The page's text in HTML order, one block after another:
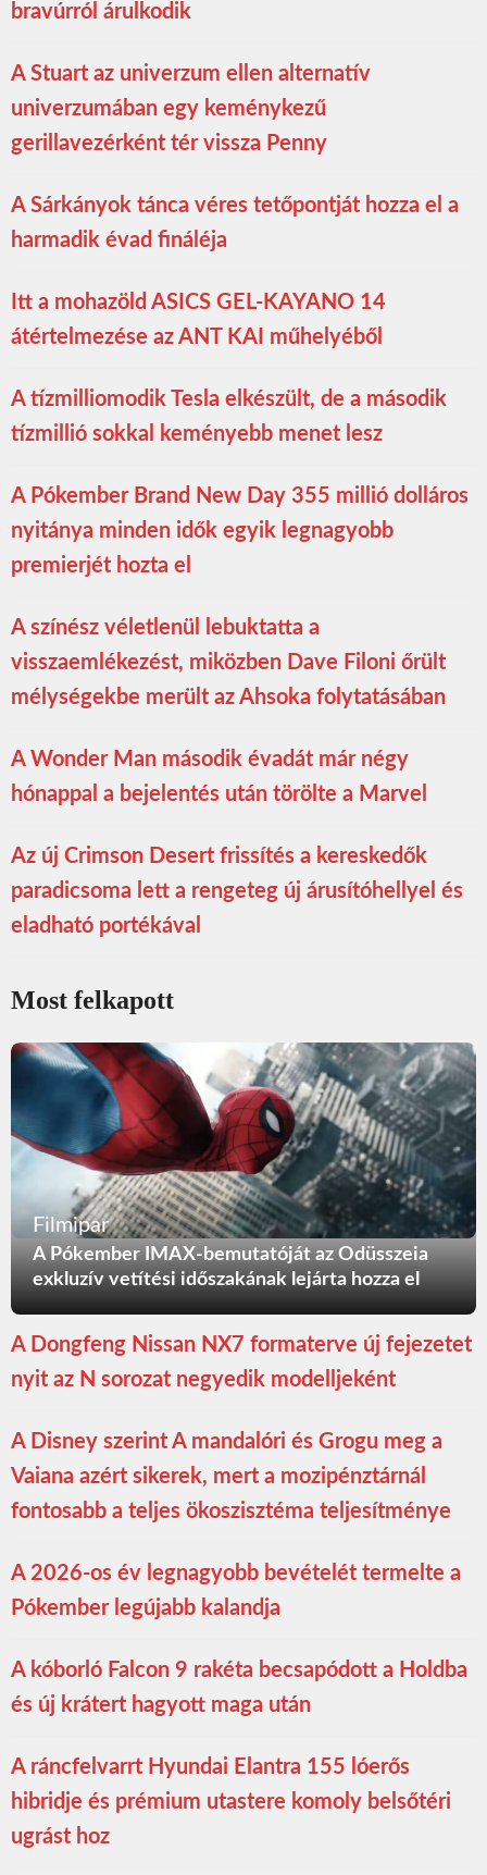
bravúrról árulkodik
A Stuart az univerzum ellen alternatív
univerzumában egy keménykezű
gerillavezérként tér vissza Penny
A Sárkányok tánca véres tetőpontját hozza el a
harmadik évad fináléja
Itt a mohazöld ASICS GEL-KAYANO 14
átértelmezése az ANT KAI műhelyéből
A tízmilliomodik Tesla elkészült, de a második
tízmillió sokkal keményebb menet lesz
A Pókember Brand New Day 355 millió dolláros
nyitánya minden idők egyik legnagyobb
premierjét hozta el
A színész véletlenül lebuktatta a
visszaemlékezést, miközben Dave Filoni őrült
mélységekbe merült az Ahsoka folytatásában
A Wonder Man második évadát már négy
hónappal a bejelentés után törölte a Marvel
Az új Crimson Desert frissítés a kereskedők
paradicsoma lett a rengeteg új árusítóhellyel és
eladható portékával
Most felkapott
Filmipar
A Pókember IMAX-bemutatóját az Odüsszeia
exkluzív vetítési időszakának lejárta hozza el
A Dongfeng Nissan NX7 formaterve új fejezetet
nyit az N sorozat negyedik modelljeként
A Disney szerint A mandalóri és Grogu meg a
Vaiana azért sikerek, mert a mozipénztárnál
fontosabb a teljes ökoszisztéma teljesítménye
A 2026-os év legnagyobb bevételét termelte a
Pókember legújabb kalandja
A kóborló Falcon 9 rakéta becsapódott a Holdba
és új krátert hagyott maga után
A ráncfelvarrt Hyundai Elantra 155 lóerős
hibridje és prémium utastere komoly belsőtéri
ugrást hoz